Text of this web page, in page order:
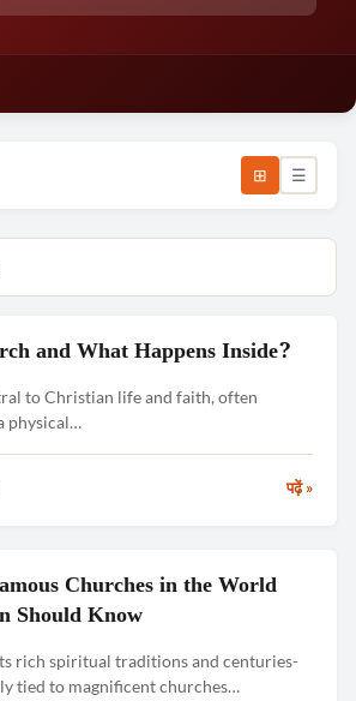
⊞ ☰
and What Happens Inside?
to Christian life and faith, often
physical…
पढ़ें »
Churches in the World
Should Know
rich spiritual traditions and centuries-
tied to magnificent churches…